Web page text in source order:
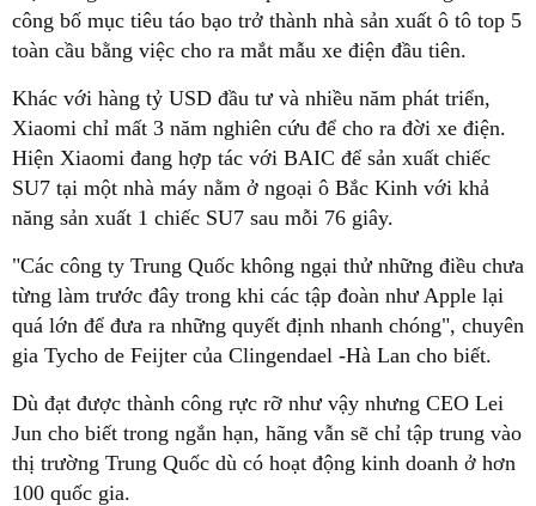
công bố mục tiêu táo bạo trở thành nhà sản xuất ô tô top 5
toàn cầu bằng việc cho ra mắt mẫu xe điện đầu tiên.
Khác với hàng tỷ USD đầu tư và nhiều năm phát triển,
Xiaomi chỉ mất 3 năm nghiên cứu để cho ra đời xe điện.
Hiện Xiaomi đang hợp tác với BAIC để sản xuất chiếc
SU7 tại một nhà máy nằm ở ngoại ô Bắc Kinh với khả
năng sản xuất 1 chiếc SU7 sau mỗi 76 giây.
"Các công ty Trung Quốc không ngại thử những điều chưa
từng làm trước đây trong khi các tập đoàn như Apple lại
quá lớn để đưa ra những quyết định nhanh chóng", chuyên
gia Tycho de Feijter của Clingendael -Hà Lan cho biết.
Dù đạt được thành công rực rỡ như vậy nhưng CEO Lei
Jun cho biết trong ngắn hạn, hãng vẫn sẽ chỉ tập trung vào
thị trường Trung Quốc dù có hoạt động kinh doanh ở hơn
100 quốc gia.